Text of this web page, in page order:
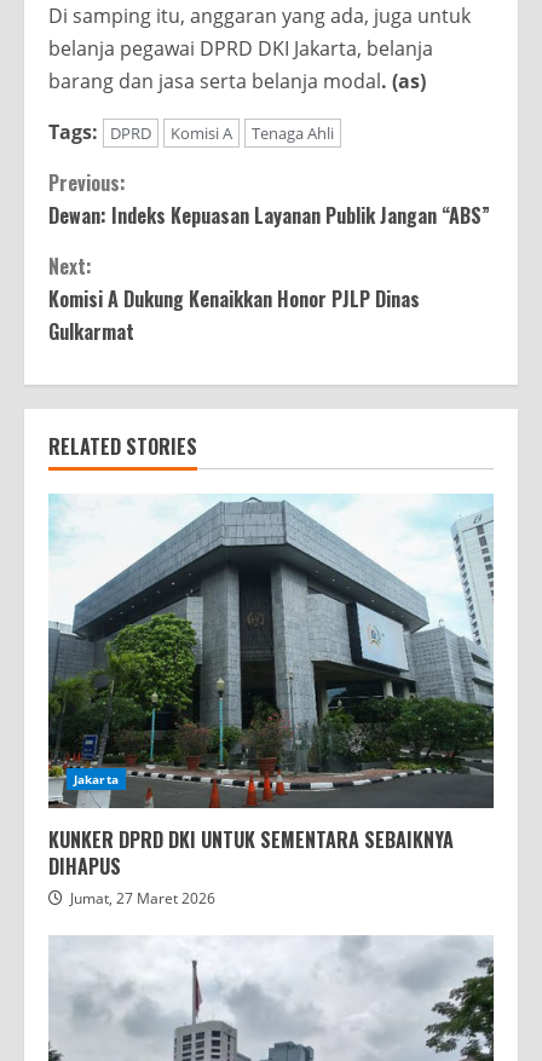
Di samping itu, anggaran yang ada, juga untuk
belanja pegawai DPRD DKI Jakarta, belanja
barang dan jasa serta belanja modal. (as)
Tags:
DPRD Komisi A Tenaga Ahli
Continue
Reading
Previous:
Dewan: Indeks Kepuasan Layanan Publik Jangan “ABS”
Next:
Komisi A Dukung Kenaikkan Honor PJLP Dinas
Gulkarmat
RELATED STORIES
Jakarta
KUNKER DPRD DKI UNTUK SEMENTARA SEBAIKNYA
DIHAPUS
Jumat, 27 Maret 2026